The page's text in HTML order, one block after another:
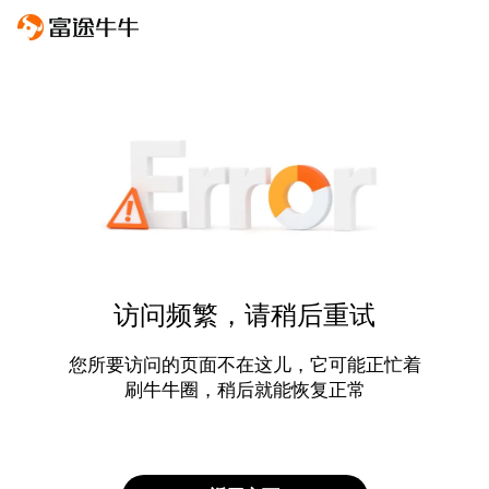
访问频繁，请稍后重试
您所要访问的页面不在这儿，它可能正忙着
刷牛牛圈，稍后就能恢复正常